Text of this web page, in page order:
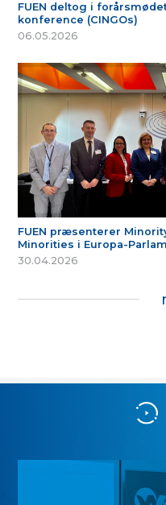
FUEN deltog i
konference (CINGOs)
06.05.2026
FUEN præsenterer
Minorities i Europa-
30.04.2026